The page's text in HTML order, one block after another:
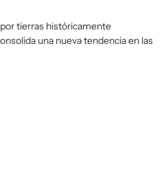
tierras históricamente
una nueva tendencia en las